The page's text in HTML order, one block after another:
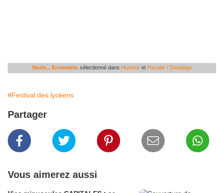
Seuls... Ensemble. sélectionné dans Humour et Parodie / Doublage
#Festival des lycéens
Partager
Vous aimerez aussi